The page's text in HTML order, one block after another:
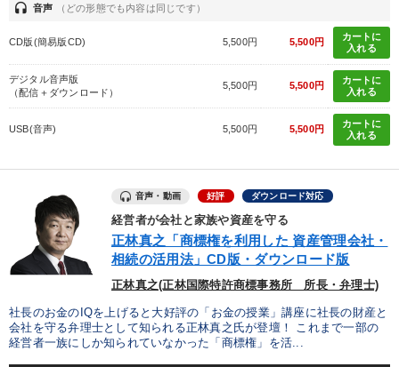
headset 音声 （どの形態でも内容は同じです）
CD版(簡易版CD) 5,500円 5,500円
カートに
入れる
デジタル音声版
（配信＋ダウンロード）
5,500円 5,500円
カートに
入れる
USB(音声) 5,500円 5,500円
カートに
入れる
音声・動画 好評 ダウンロード対応
経営者が会社と家族や資産を守る
正林真之「商標権を利用した 資産管理会社・
相続の活用法」CD版・ダウンロード版
正林真之(正林国際特許商標事務所 所長・弁理士)
社長のお金のIQを上げると大好評の「お金の授業」講座に社長の財産と
会社を守る弁理士として知られる正林真之氏が登壇！ これまで一部の
経営者一族にしか知られていなかった「商標権」を活...